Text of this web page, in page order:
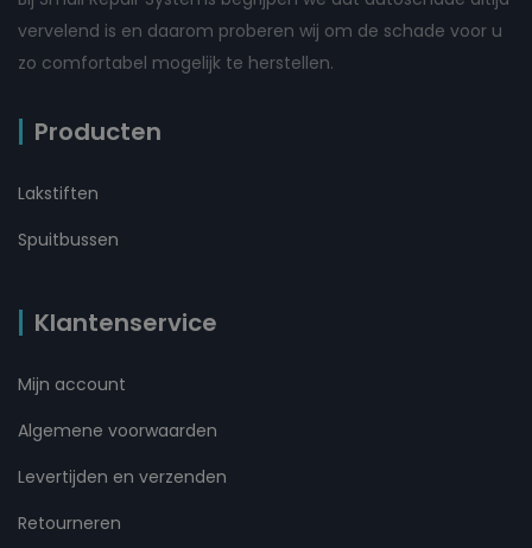
vervelend is en daarom proberen wij om de schade voor u
zo comfortabel mogelijk te herstellen.
Producten
Lakstiften
Spuitbussen
Klantenservice
Mijn account
Algemene voorwaarden
Levertijden en verzenden
Retourneren